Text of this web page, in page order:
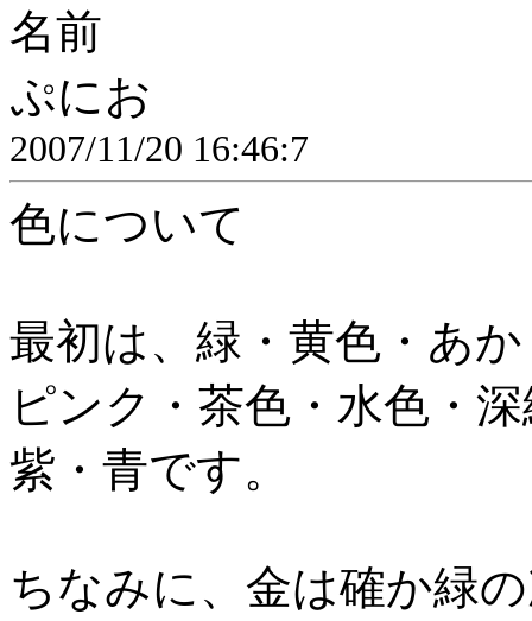
名前
ぷにお
2007/11/20 16:46:7
色について
最初は、緑・黄色・あ
ピンク・茶色・水色・
紫・青です。
ちなみに、金は確か緑